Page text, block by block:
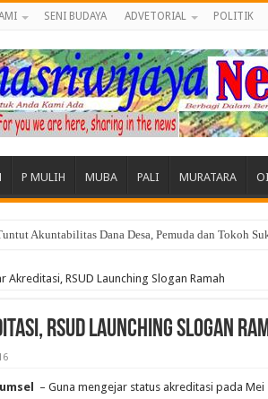
SENI BUDAYA ADVETORIAL POLITIK
P MULIH MUBA PALI MURATARA OI
Akuntabilitas Dana Desa, Pemuda dan Tokoh
Akreditasi, RSUD Launching Slogan Ramah
RSUD Launching Slogan
– Guna mengejar status akreditasi pada Mei